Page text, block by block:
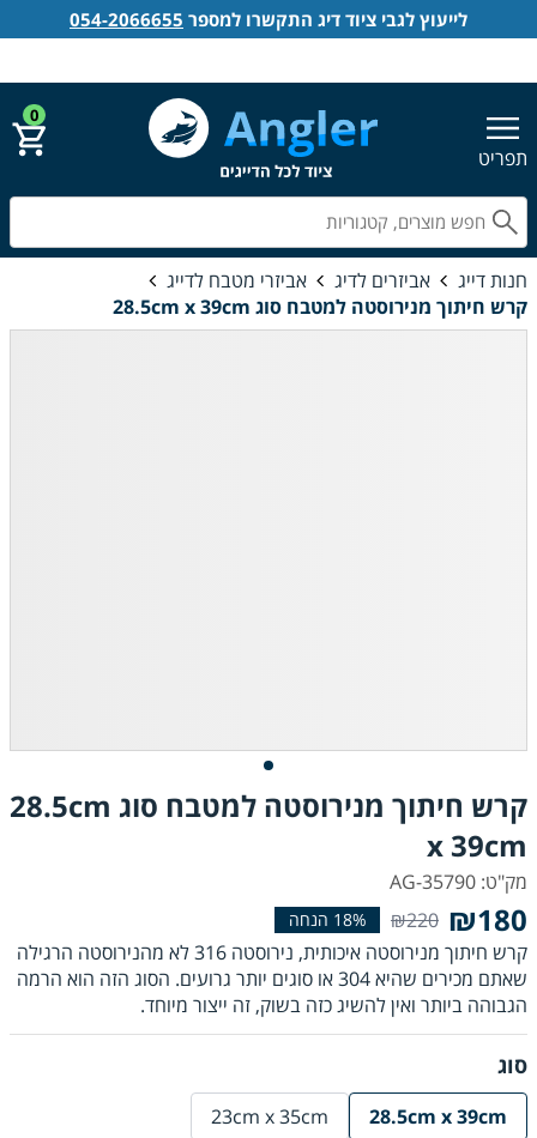
תפריט
0
חנות דייג אביזרים לדיג
אביזרי מטבח לדייג
קרש חיתוך מנירוסטה למטבח סוג 28.5cm x 39cm
קרש חיתוך מנירוסטה למטבח סוג 28.5cm
x 39cm
מק"ט: AG-35790
₪180
₪220
קרש חיתוך מנירוסטה איכותית, נירוסטה 316 לא מהנירוסטה הרגילה
שאתם מכירים שהיא 304 או סוגים יותר גרועים. הסוג הזה הוא הרמה
הגבוהה ביותר ואין להשיג כזה בשוק, זה ייצור מיוחד.
סוג
28.5cm x 39cm
23cm x 35cm
לייעוץ לגבי ציוד דיג התקשרו למספר 054-2066655